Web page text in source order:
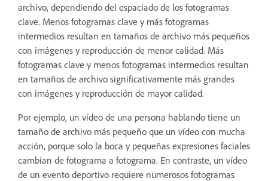
archivo, dependiendo del espaciado de los fotogramas
clave. Menos fotogramas clave y más fotogramas
intermedios resultan en tamaños de archivo más pequeños
con imágenes y reproducción de menor calidad. Más
fotogramas clave y menos fotogramas intermedios resultan
en tamaños de archivo significativamente más grandes
con imágenes y reproducción de mayor calidad.
Por ejemplo, un vídeo de una persona hablando tiene un
tamaño de archivo más pequeño que un vídeo con mucha
acción, porque solo la boca y pequeñas expresiones faciales
cambian de fotograma a fotograma. En contraste, un vídeo
de un evento deportivo requiere numerosos fotogramas